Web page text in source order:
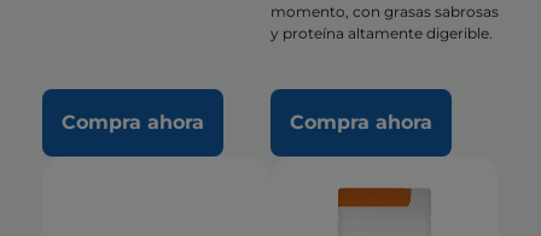
Compra ahora
momento, con grasas sabrosas
y proteína altamente digerible.
Compra ahora